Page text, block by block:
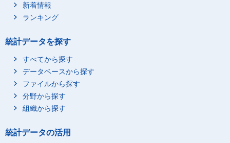
新着情報
ランキング
統計データを探す
すべてから探す
データベースから探す
ファイルから探す
分野から探す
組織から探す
統計データの活用